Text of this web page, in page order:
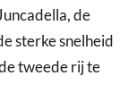
de
sterke snelheid
tweede rij te